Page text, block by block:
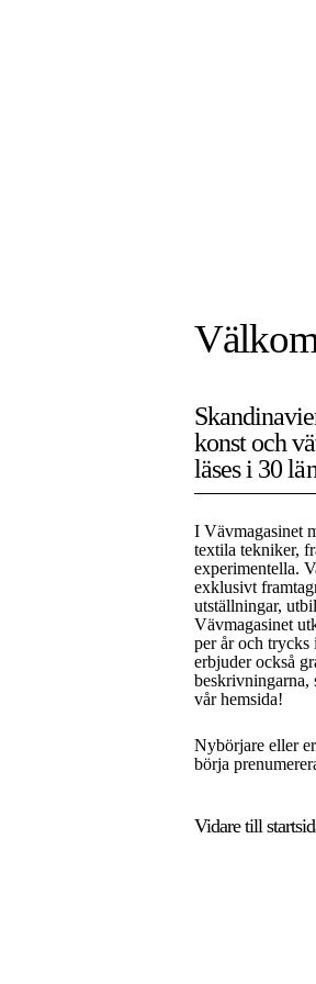
konst och
läses i 30
I Vävmagasinet
textila tekniker,
experimentella.
exklusivt
utställningar,
Vävmagasinet
per år och trycks
erbjuder också
beskrivningarna,
vår hemsida!
Nybörjare eller
börja
Vidare till